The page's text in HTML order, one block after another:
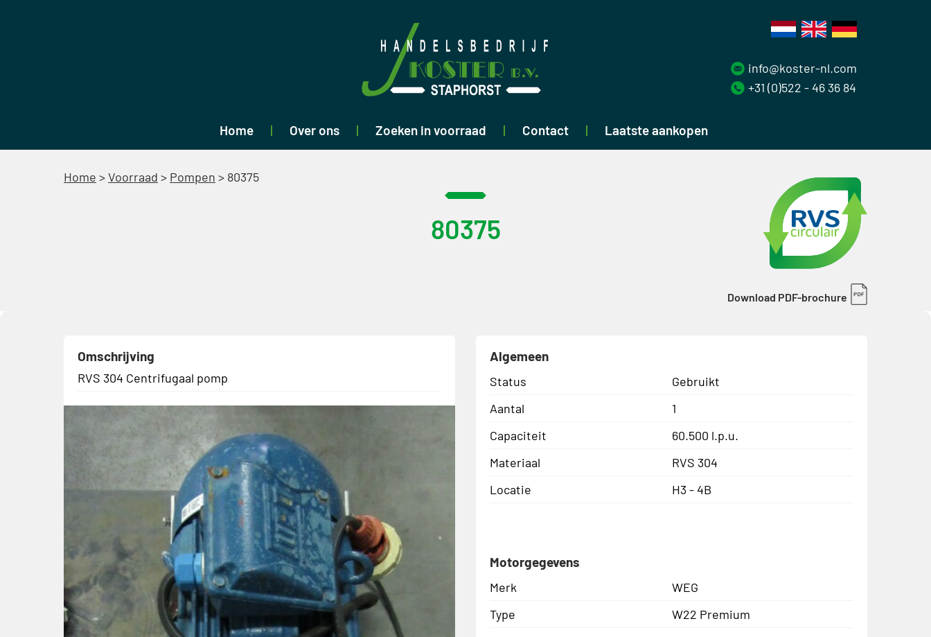
Home Over ons Zoeken in voorraad Contact Laatste aankopen
info@koster-nl.com
+31 (0)522 - 46 36 84
Home >Voorraad > Pompen > 80375
80375
Download PDF-brochure
Omschrijving
RVS 304 Centrifugaal pomp
Algemeen
Status
Gebruikt
Aantal
1
Capaciteit
60.500 l.p.u.
Materiaal
RVS 304
Locatie
H3 - 4B
Motorgegevens
Merk
WEG
Type
W22 Premium